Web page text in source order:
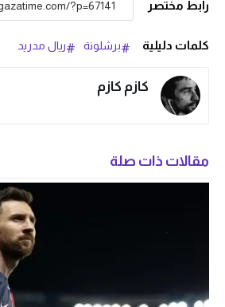
رابط مختصر
كلمات دليلية برشلونة ريال مدريد
كازم كازم
مقالات ذات صلة